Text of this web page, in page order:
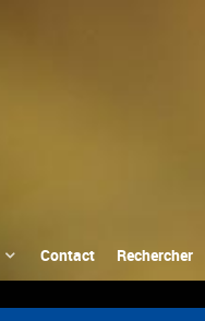
Contact Rechercher